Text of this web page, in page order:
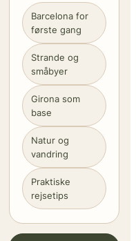
Barcelona for
første gang
Strande og
småbyer
Girona som
base
Natur og
vandring
Praktiske
rejsetips